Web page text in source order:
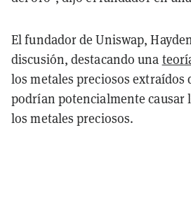
El fundador de Uniswap,
discusión, destacando una
los metales preciosos extraídos
podrían potencialmente causar
los metales preciosos.